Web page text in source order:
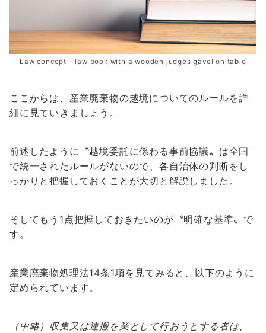
Law concept – law book with a wooden judges gavel on table
ここからは、産業廃棄物の越境についてのルールを詳
細に見ていきましょう。
前述したように〝越境委託に係わる事前協議〟は全国
で統一されたルールがないので、各自治体の判断をし
っかりと把握しておくことが大切と解説しました。
そしてもう1点把握しておきたいのが〝明確な基準〟で
す。
産業廃棄物処理法14条1項を見てみると、以下のように
定められています。
（中略）収集又は運搬を業として行おうとする者は、